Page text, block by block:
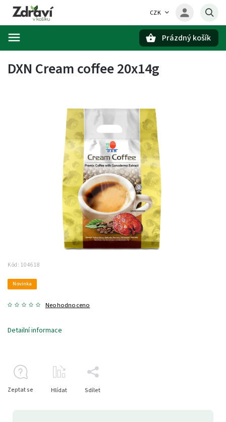
CZK
Prázdný košík
DXN Cream coffee 20x14g
Kód: 104618
Novinka
Neohodnoceno
Detailní informace
Zeptat se Hlídat Sdílet